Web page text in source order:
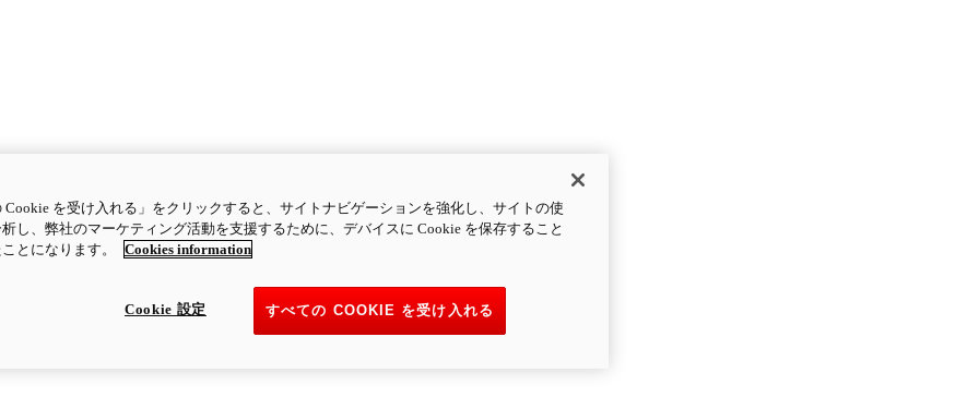
Cookie を受け入れる」をクリックすると、サイトナビゲーションを強化し、サイトの使
し、弊社のマーケティング活動を支援するために、デバイスに Cookie を保存すること
とになります。
Cookies information
すべての COOKIE を受け入れる
Cookie 設定